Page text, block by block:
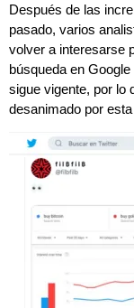
Después de las
pasado, varios
volver a interesarse
búsqueda en
sigue vigente, por lo
desanimado por